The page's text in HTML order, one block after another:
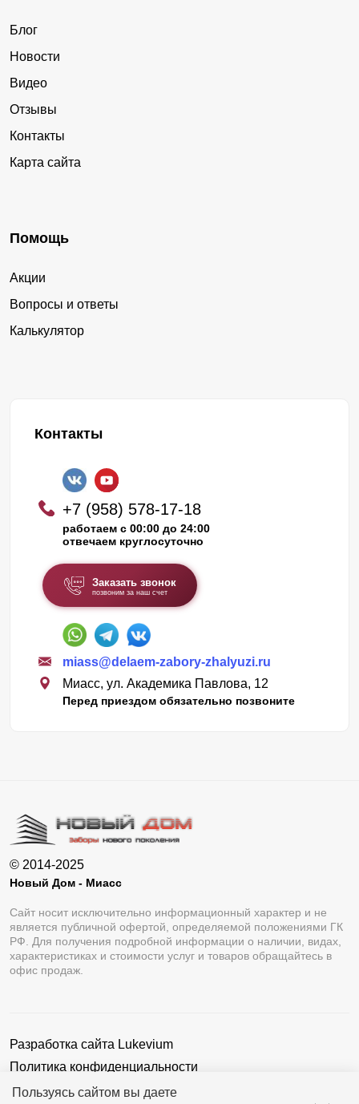
Пользуясь сайтом вы даете
Блог
Новости
Видео
Отзывы
Контакты
Карта сайта
Помощь
Акции
Вопросы и ответы
Калькулятор
Контакты
+7 (958) 578-17-18
работаем с 00:00 до 24:00
отвечаем круглосуточно
Заказать звонок
позвоним за наш счет
miass@delaem-zabory-zhalyuzi.ru
Миасс, ул. Академика Павлова, 12
Перед приездом обязательно позвоните
© 2014-2025
Новый Дом - Миасс
Сайт носит исключительно информационный характер и не
является публичной офертой, определяемой положениями ГК
РФ. Для получения подробной информации о наличии, видах,
характеристиках и стоимости услуг и товаров обращайтесь в
офис продаж.
Разработка сайта Lukevium
Политика конфиденциальности
Пользовательское соглашение